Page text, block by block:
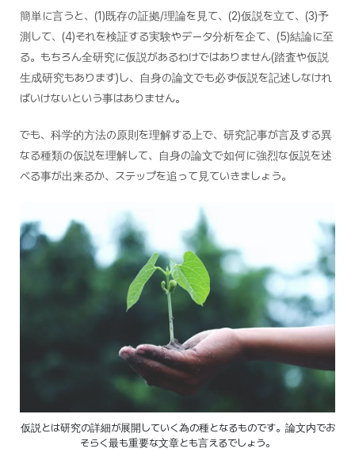
簡単に言うと、(1)既存の証拠/理論を見て、(2)仮説を立て、(3)予
測して、(4)それを検証する実験やデータ分析を企て、(5)結論に至
る。もちろん全研究に仮説があるわけではありません(踏査や仮説
生成研究もあります)し、自身の論文でも必ず仮説を記述しなけれ
ばいけないという事はありません。
でも、科学的方法の原則を理解する上で、研究記事が言及する異
なる種類の仮説を理解して、自身の論文で如何に強烈な仮説を述
べる事が出来るか、ステップを追って見ていきましょう。
仮説とは研究の詳細が展開していく為の種となるものです。論文内でお
そらく最も重要な文章とも言えるでしょう。